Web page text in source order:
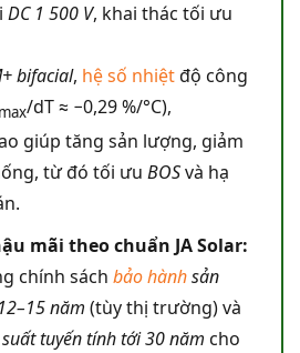
DC 1 500 V, khai thác tối ưu
bifacial, hệ số nhiệtđộ công
max/dT ≈ −0,29 %/°C),
giúp tăng sản lượng, giảm
từ đó tối ưu BOSvà hạ
mãi theo chuẩn JA Solar:
chính sách bảo hànhsản
năm (tùy thị trường) và
tuyến tính tới 30 năm cho